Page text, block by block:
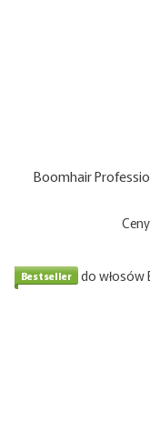
Boomhair
Bestseller